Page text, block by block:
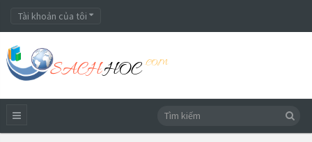
Tài khoản của tôi